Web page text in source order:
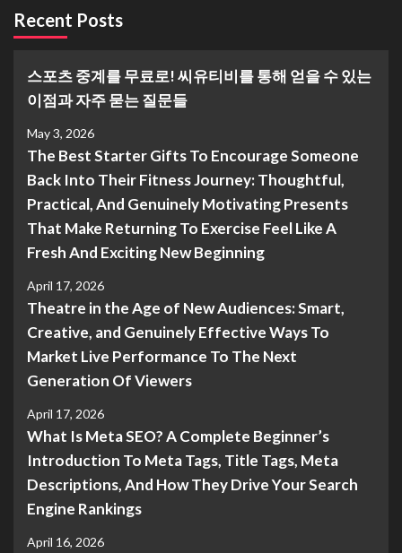
Recent Posts
스포츠 중계를 무료로! 씨유티비를 통해 얻을 수 있는
이점과 자주 묻는 질문들
May 3, 2026
The Best Starter Gifts To Encourage Someone
Back Into Their Fitness Journey: Thoughtful,
Practical, And Genuinely Motivating Presents
That Make Returning To Exercise Feel Like A
Fresh And Exciting New Beginning
April 17, 2026
Theatre in the Age of New Audiences: Smart,
Creative, and Genuinely Effective Ways To
Market Live Performance To The Next
Generation Of Viewers
April 17, 2026
What Is Meta SEO? A Complete Beginner’s
Introduction To Meta Tags, Title Tags, Meta
Descriptions, And How They Drive Your Search
Engine Rankings
April 16, 2026